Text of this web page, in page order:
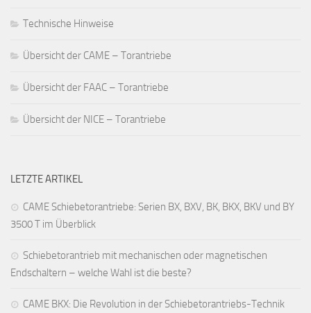
Technische Hinweise
Übersicht der CAME – Torantriebe
Übersicht der FAAC – Torantriebe
Übersicht der NICE – Torantriebe
LETZTE ARTIKEL
CAME Schiebetorantriebe: Serien BX, BXV, BK, BKX, BKV und BY
3500 T im Überblick
Schiebetorantrieb mit mechanischen oder magnetischen
Endschaltern – welche Wahl ist die beste?
CAME BKX: Die Revolution in der Schiebetorantriebs-Technik